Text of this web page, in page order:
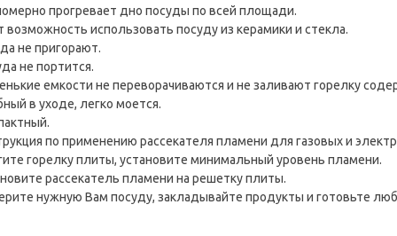
прогревает дно посуды по всей площади.
возможность использовать посуду из керамики и стекла.
не пригорают.
не портится.
емкости не переворачиваются и не заливают горелку
в уходе, легко моется.
по применению рассекателя пламени для газовых и
горелку плиты, установите минимальный уровень пламени.
рассекатель пламени на решетку плиты.
нужную Вам посуду, закладывайте продукты и готовьте